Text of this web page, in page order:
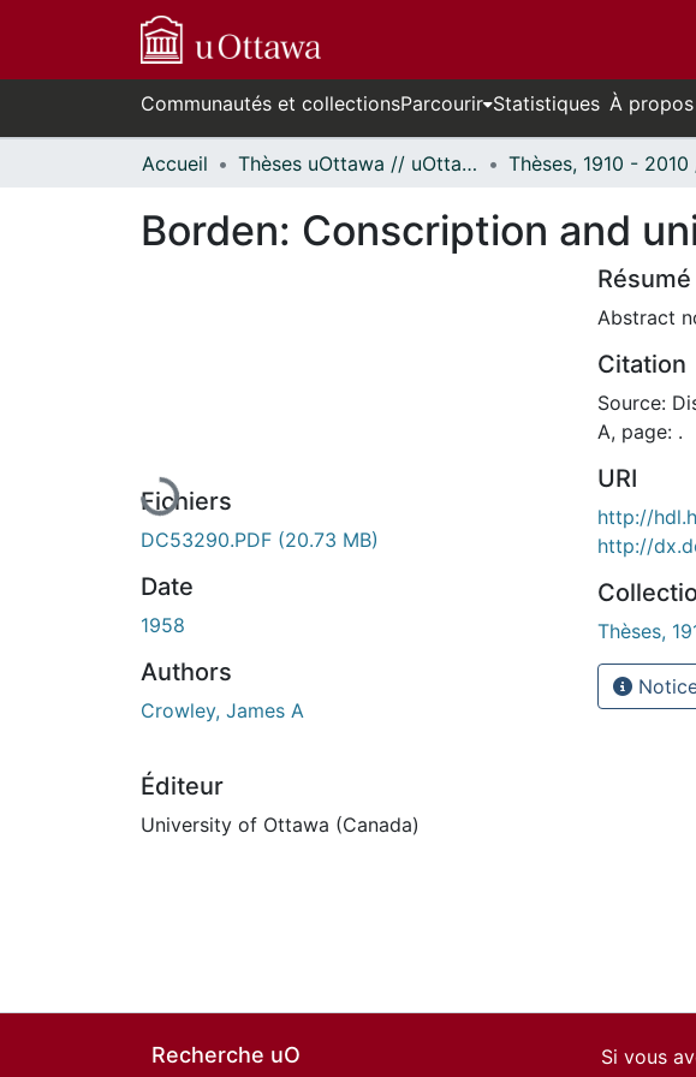
Communautés et collectionsParcourir Statistiques À propos
Accueil Thèses uOttawa // uOttawa Theses
Borden: Conscription and
Fichiers
DC53290.PDF (20.73 MB)
Date
1958
Authors
Crowley, James A
Éditeur
University of Ottawa (Canada)
Résumé
Abstract
Citation
Source:
A, page: .
URI
http://
http://
Thèses,
Recherche uO
Si vous